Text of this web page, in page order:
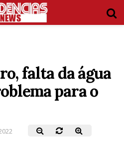
falta da água
para o